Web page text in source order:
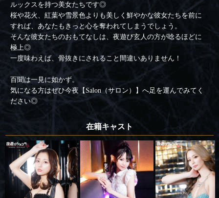
ルックスを持つ美女たちです◎
桜や花火、紅葉や雪景色よりも美しく鮮やかな彼女たちを前に
すれば、あなたもきっと心を奪われてしまうでしょう。
そんな彼女たちのおもてなしは、夜遊び玄人の方が唸るほどに
極上◎
一度味わえば、骨抜きにされること間違いありません！
百聞は一見に如かず。
気になる方はぜひ今夜【Salon（サロン）】へ足を運んでみてく
ださい◎
在籍キャスト